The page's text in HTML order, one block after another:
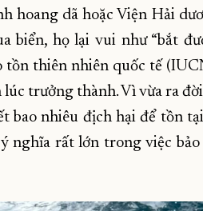
hoang dã hoặc Viện Hải
biển, họ lại vui như “bắt
tồn thiên nhiên quốc tế
lúc trưởng thành. Vì vừa ra
bao nhiêu địch hại để tồn
nghĩa rất lớn trong việc bảo